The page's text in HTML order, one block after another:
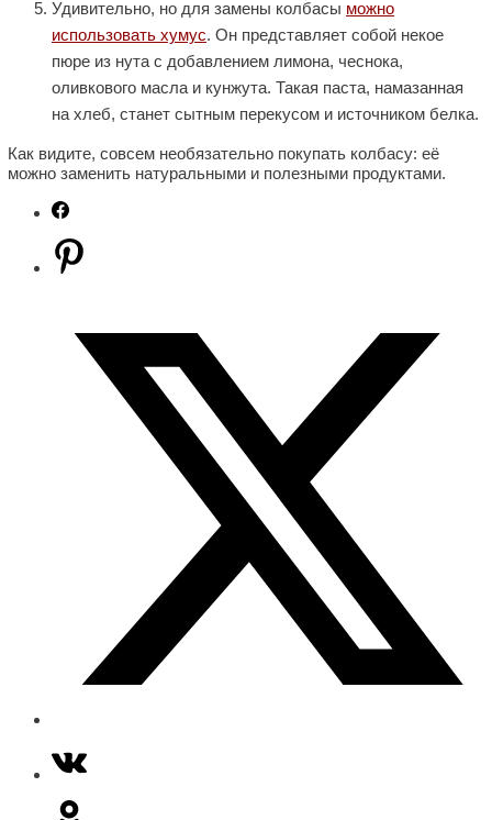
Удивительно, но для замены колбасы можно
использовать хумус. Он представляет собой некое
пюре из нута с добавлением лимона, чеснока,
оливкового масла и кунжута. Такая паста, намазанная
на хлеб, станет сытным перекусом и источником белка.
Как видите, совсем необязательно покупать колбасу: её
можно заменить натуральными и полезными продуктами.